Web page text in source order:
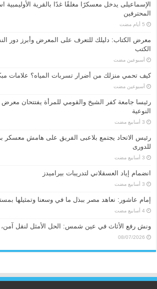
الإسماعیلی یدخل معسكرًا مغلقًا غدًا بالقرية الأوليمبية
المحترفين
معرض الكتاب: دليلك للتعرف على المعرض وأبرز دور
الكتب
‏أسبوعين مضت
كيف تحمي منزلك من أضرار تسربات المياه؟ علامات
‏أسبوعين مضت
رئيسا جامعة كفر الشيخ والقومي للمرأة يفتتحان معرض
النوعية
رئيس الاتحاد يجتمع بلاعبى الفريق على هامش معسكر
للدورى
انضمام إياد العسقلاني لتدريبات بيراميدز
إمام عاشور: نعاهد مصر ببذل ما في وسعنا وتمثيلها
ونش رفع الأثاث في عين شمس: الحل الأمثل لنقل
08/07/2026